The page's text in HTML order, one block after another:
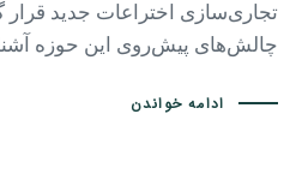
تجاری‌سازی اختراعات جدید
چالش‌های پیش‌روی این حوزه
ادامه خواندن